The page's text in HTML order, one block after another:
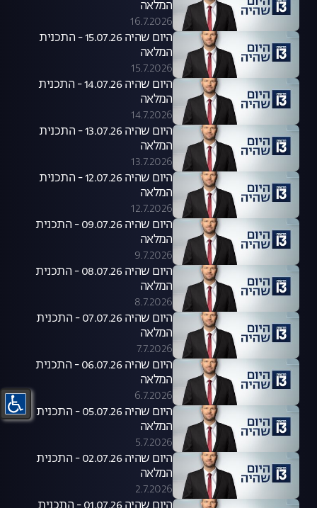
המלאה
16.7.2026
היום שהיה 15.07.26 - התכנית
המלאה
15.7.2026
היום שהיה 14.07.26 - התכנית
המלאה
14.7.2026
היום שהיה 13.07.26 - התכנית
המלאה
13.7.2026
היום שהיה 12.07.26 - התכנית
המלאה
12.7.2026
היום שהיה 09.07.26 - התכנית
המלאה
9.7.2026
היום שהיה 08.07.26 - התכנית
המלאה
8.7.2026
היום שהיה 07.07.26 - התכנית
המלאה
7.7.2026
היום שהיה 06.07.26 - התכנית
המלאה
6.7.2026
היום שהיה 05.07.26 - התכנית
המלאה
5.7.2026
היום שהיה 02.07.26 - התכנית
המלאה
2.7.2026